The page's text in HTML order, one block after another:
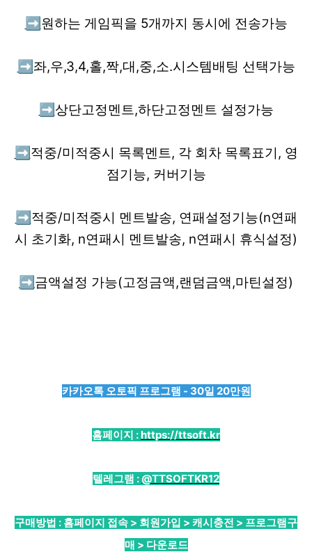
➡️ 원하는 게임픽을 5개까지 동시에 전송가능
➡️ 좌,우,3,4,홀,짝,대,중,소.시스템배팅 선택가능
➡️ 상단고정멘트,하단고정멘트 설정가능
➡️ 적중/미적중시 목록멘트, 각 회차 목록표기, 영
점기능, 커버기능
➡️ 적중/미적중시 멘트발송, 연패설정기능(n연패
시 초기화, n연패시 멘트발송, n연패시 휴식설정)
➡️ 금액설정 가능(고정금액,랜덤금액,마틴설정)
카카오톡 오토픽 프로그램 - 30일 20만원
홈페이지 :https://ttsoft.kr
텔레그램 : @TTSOFTKR12
구매방법 : 홈페이지 접속 > 회원가입 > 캐시충전 > 프로그램구
매 > 다운로드